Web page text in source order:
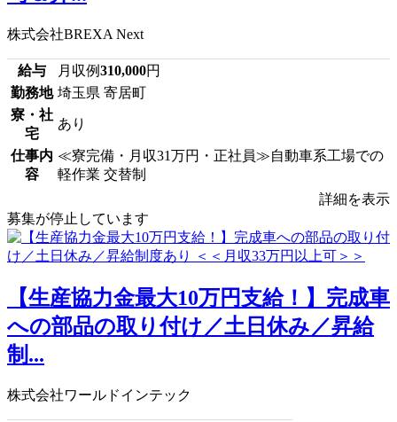
株式会社BREXA Next
給与 月収例310,000円
勤務地 埼玉県 寄居町
寮・社
宅
あり
仕事内
容
≪寮完備・月収31万円・正社員≫自動車系工場での
軽作業 交替制
詳細を表示
募集が停止しています
【生産協力金最大10万円支給！】完成車
への部品の取り付け／土日休み／昇給
制...
株式会社ワールドインテック